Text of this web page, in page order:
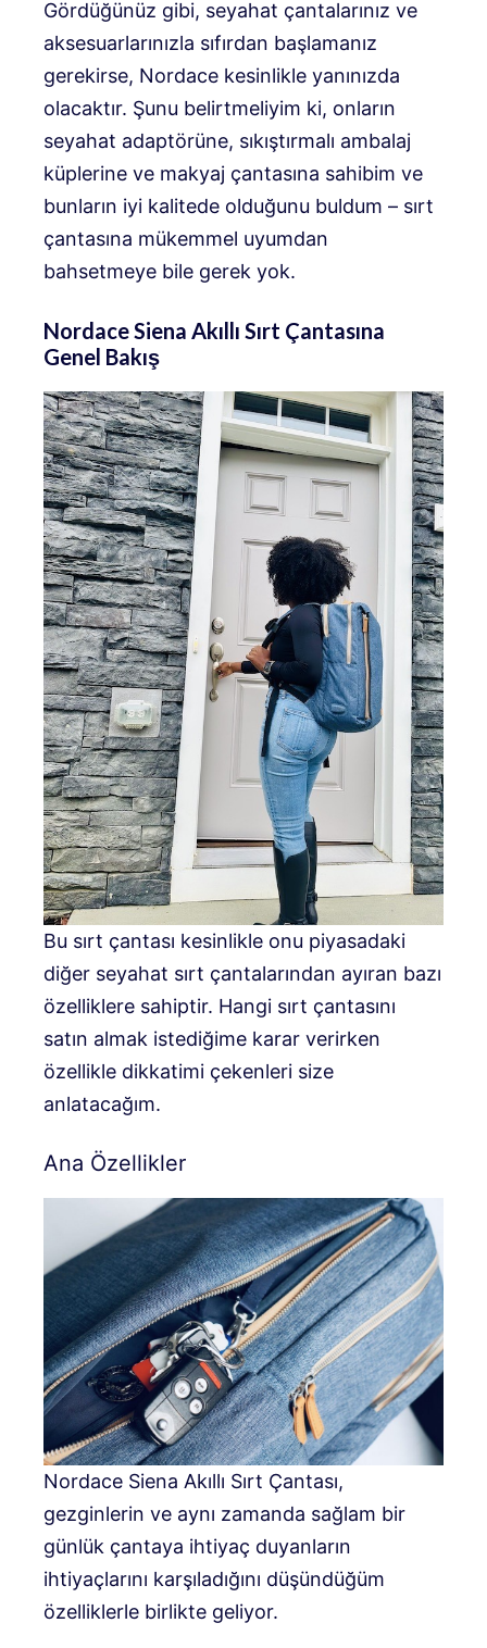
Gördüğünüz gibi, seyahat çantalarınız ve
aksesuarlarınızla sıfırdan başlamanız
gerekirse, Nordace kesinlikle yanınızda
olacaktır. Şunu belirtmeliyim ki, onların
seyahat adaptörüne, sıkıştırmalı ambalaj
küplerine ve makyaj çantasına sahibim ve
bunların iyi kalitede olduğunu buldum – sırt
çantasına mükemmel uyumdan
bahsetmeye bile gerek yok.
Nordace Siena Akıllı Sırt Çantasına
Genel Bakış
Bu sırt çantası kesinlikle onu piyasadaki
diğer seyahat sırt çantalarından ayıran bazı
özelliklere sahiptir. Hangi sırt çantasını
satın almak istediğime karar verirken
özellikle dikkatimi çekenleri size
anlatacağım.
Ana Özellikler
Nordace Siena Akıllı Sırt Çantası,
gezginlerin ve aynı zamanda sağlam bir
günlük çantaya ihtiyaç duyanların
ihtiyaçlarını karşıladığını düşündüğüm
özelliklerle birlikte geliyor.